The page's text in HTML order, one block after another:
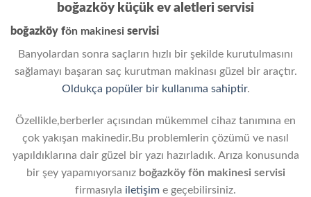
boğazköy küçük ev aletleri servisi
boğazköy fön makinesi servisi
Banyolardan sonra saçların hızlı bir şekilde kurutulmasını
sağlamayı başaran saç kurutman makinası güzel bir araçtır.
Oldukça popüler bir kullanıma sahiptir.
Özellikle,berberler açısından mükemmel cihaz tanımına en
çok yakışan makinedir.Bu problemlerin çözümü ve nasıl
yapıldıklarına dair güzel bir yazı hazırladık. Arıza konusunda
bir şey yapamıyorsanız boğazköyfön makinesi servisi
firmasıyla iletişim e geçebilirsiniz.